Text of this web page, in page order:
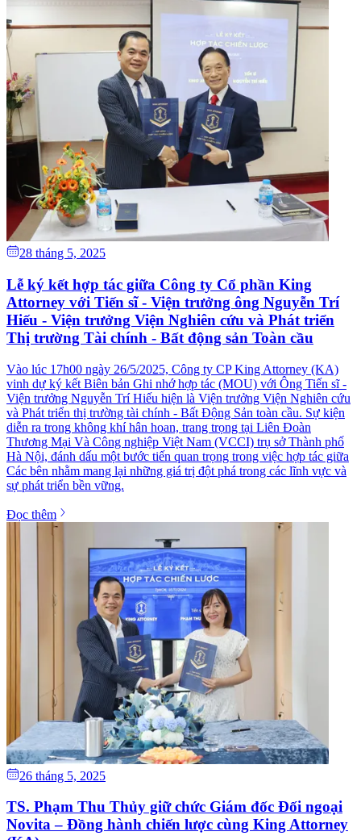
28 tháng 5, 2025
Lễ ký kết hợp tác giữa Công ty Cổ phần King
Attorney với Tiến sĩ - Viện trưởng ông Nguyễn Trí
Hiếu - Viện trưởng Viện Nghiên cứu và Phát triển
Thị trường Tài chính - Bất động sản Toàn cầu
Vào lúc 17h00 ngày 26/5/2025, Công ty CP King Attorney (KA)
vinh dự ký kết Biên bản Ghi nhớ hợp tác (MOU) với Ông Tiến sĩ -
Viện trưởng Nguyễn Trí Hiếu hiện là Viện trưởng Viện Nghiên cứu
và Phát triển thị trường tài chính - Bất Động Sản toàn cầu. Sự kiện
diễn ra trong không khí hân hoan, trang trọng tại Liên Đoàn
Thương Mại Và Công nghiệp Việt Nam (VCCI) trụ sở Thành phố
Hà Nội, đánh dấu một bước tiến quan trọng trong việc hợp tác giữa
Các bên nhằm mang lại những giá trị đột phá trong các lĩnh vực và
sự phát triển bền vững.
Đọc thêm
26 tháng 5, 2025
TS. Phạm Thu Thủy giữ chức Giám đốc Đối ngoại
Novita – Đồng hành chiến lược cùng King Attorney